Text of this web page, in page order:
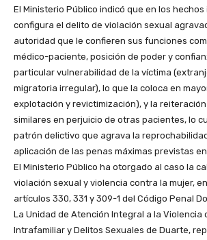
El Ministerio Público indicó que en los
configura el delito de violación sexual
autoridad que le confieren sus funciones
médico-paciente, posición de poder y
particular vulnerabilidad de la víctima
migratoria irregular), lo que la coloca en
explotación y revictimización), y la
similares en perjuicio de otras pacientes, lo
patrón delictivo que agrava la
aplicación de las penas máximas previstas en
El Ministerio Público ha otorgado al caso la
violación sexual y violencia contra la mujer,
artículos 330, 331 y 309-1 del Código Penal
La Unidad de Atención Integral a la Violencia
Intrafamiliar y Delitos Sexuales de Duarte,